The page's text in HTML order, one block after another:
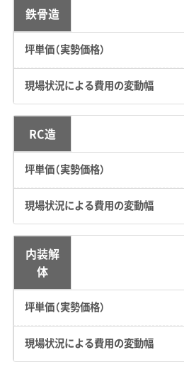
費が見積もりに上乗せされ
傾向があります。
運営者 稲垣
幸区の不燃化重
助金があるため
注意したいのが
助金申請の手続
ので、申請サポ
業者を選ぶのが
認してみてくださ
鉄骨造
RC造
内装解
体